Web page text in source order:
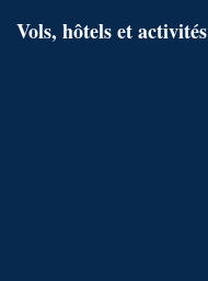
Vols, hôtels et activités